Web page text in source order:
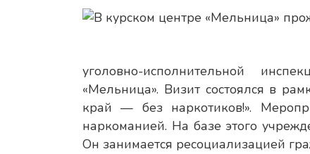
уголовно-исполнительной
«Мельница». Визит состоялся в
край — без наркотиков!».
наркоманией. На базе этого
Он занимается ресоциализацией